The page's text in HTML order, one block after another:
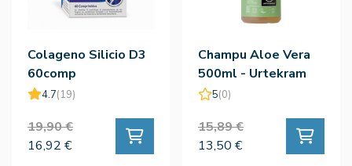
Colageno Silicio D3
60comp
4.7(19)
19,90 €
16,92 €
Champu Aloe Vera
500ml - Urtekram
5(0)
15,89 €
13,50 €